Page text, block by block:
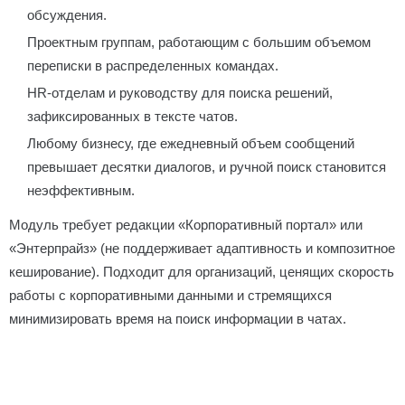
обсуждения.
Проектным группам, работающим с большим объемом
переписки в распределенных командах.
HR-отделам и руководству для поиска решений,
зафиксированных в тексте чатов.
Любому бизнесу, где ежедневный объем сообщений
превышает десятки диалогов, и ручной поиск становится
неэффективным.
Модуль требует редакции «Корпоративный портал» или
«Энтерпрайз» (не поддерживает адаптивность и композитное
кеширование). Подходит для организаций, ценящих скорость
работы с корпоративными данными и стремящихся
минимизировать время на поиск информации в чатах.